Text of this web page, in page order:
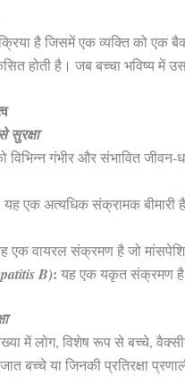
है जिसमें एक व्यक्ति को एक
होती है। जब बच्चा भविष्य में
सुरक्षा
विभिन्न गंभीर और संभावित
यह एक अत्यधिक संक्रामक बीमारी
एक वायरल संक्रमण है जो
B): यह एक यकृत संक्रमण है
में लोग, विशेष रूप से बच्चे,
बच्चे या जिनकी प्रतिरक्षा